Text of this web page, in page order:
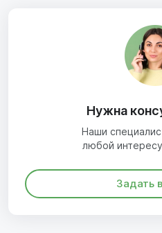
Нужна
Наши
любой
Задать